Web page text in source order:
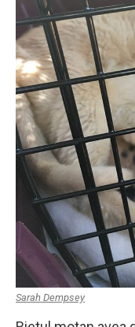
Sarah Dempsey